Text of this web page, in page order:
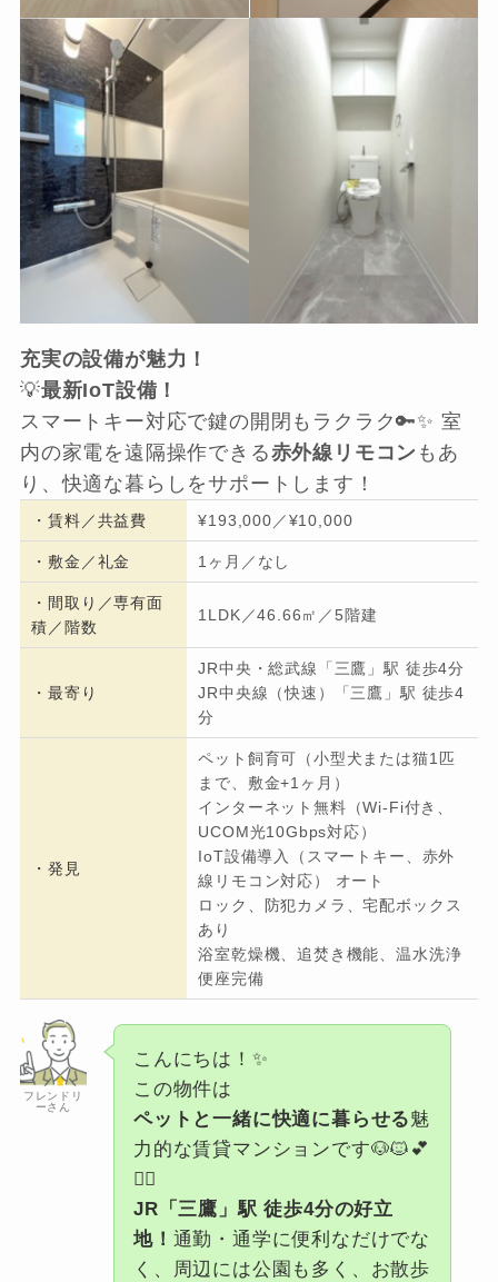
充実の設備が魅力！
💡最新IoT設備！
スマートキー対応で鍵の開閉もラクラク🔑✨ 室
内の家電を遠隔操作できる赤外線リモコン もあ
り、快適な暮らしをサポートします！
・賃料／共益費 ¥193,000／¥10,000
・ 敷金／礼金 1ヶ月／なし
・間取り／専有面
積／階数
1LDK／46.66㎡／5階建
・最寄り
JR中央・総武線「三鷹」駅 徒歩4分
JR中央線（快速）「三鷹」駅 徒歩4
分
・発見
ペット飼育可（小型犬または猫1匹
まで、敷金+1ヶ月）
インターネット無料（Wi-Fi付き、
UCOM光10Gbps対応）
IoT設備導入（スマートキー、赤外
線リモコン対応） オート
ロック、防犯カメラ、宅配ボックス
あり
浴室乾燥機、追焚き機能、温水洗浄
便座完備
フレンドリ
ーさん
こんにちは！✨
この物件は
ペットと一緒に快適に暮らせる魅
力的な賃貸マンションです🐶🐱💕
🚶‍♂️
JR「三鷹」駅 徒歩4分の好立
地！ 通勤・通学に便利なだけでな
く、周辺には公園も多く、お散歩